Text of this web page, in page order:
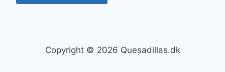
Copyright © 2026 Quesadillas.dk